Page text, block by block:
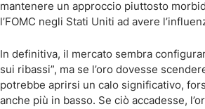
mantenere un approccio piuttosto
l’FOMC negli Stati Uniti ad avere
In definitiva, il mercato sembra
sui ribassi”, ma se l’oro dovesse
potrebbe aprirsi un calo significativo,
anche più in basso. Se ciò accadesse,